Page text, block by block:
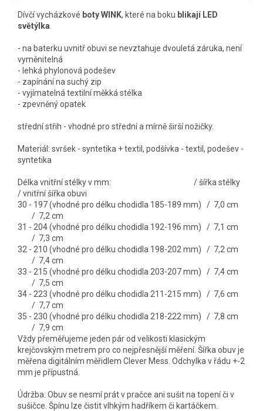
Dívčí vycházkové boty WINK, které na boku blikají LED
světýlka
- na baterku uvnitř obuvi se nevztahuje dvouletá záruka, není
vyměnitelná
- lehká phylonová podešev
- zapínání na suchý zip
- vyjímatelná textilní měkká stélka
- zpevněný opatek
střední střih - vhodné pro střední a mírně širší nožičky.
Materiál: svršek - syntetika + textil, podšívka - textil, podešev -
syntetika
Délka vnitřní stélky v mm: / šířka stélky
/ vnitřní šířka obuvi
30 - 197 (vhodné pro délku chodidla 185-189 mm) / 7,0 cm
/ 7,2 cm
31 - 204 (vhodné pro délku chodidla 192-196 mm) / 7,1 cm
/ 7,3 cm
32 - 210 (vhodné pro délku chodidla 198-202 mm) / 7,2 cm
/ 7,4 cm
33 - 215 (vhodné pro délku chodidla 203-207 mm) / 7,4 cm
/ 7,5 cm
34 - 223 (vhodné pro délku chodidla 211-215 mm) / 7,6 cm
/ 7,7 cm
35 - 230 (vhodné pro délku chodidla 218-222 mm) / 7,8 cm
/ 7,9 cm
Vždy přeměřujeme jeden pár od velikosti klasickým
krejčovským metrem pro co nejpřesnější měření. Šířka obuv je
měřena digitálním měřidlem Clever Mess. Odchylka v řádu +-2
mm je přípustná.
Údržba: Obuv se nesmí prát v pračce ani sušit na topení či v
sušičce. Špínu lze čistit vlhkým hadříkem či kartáčkem.